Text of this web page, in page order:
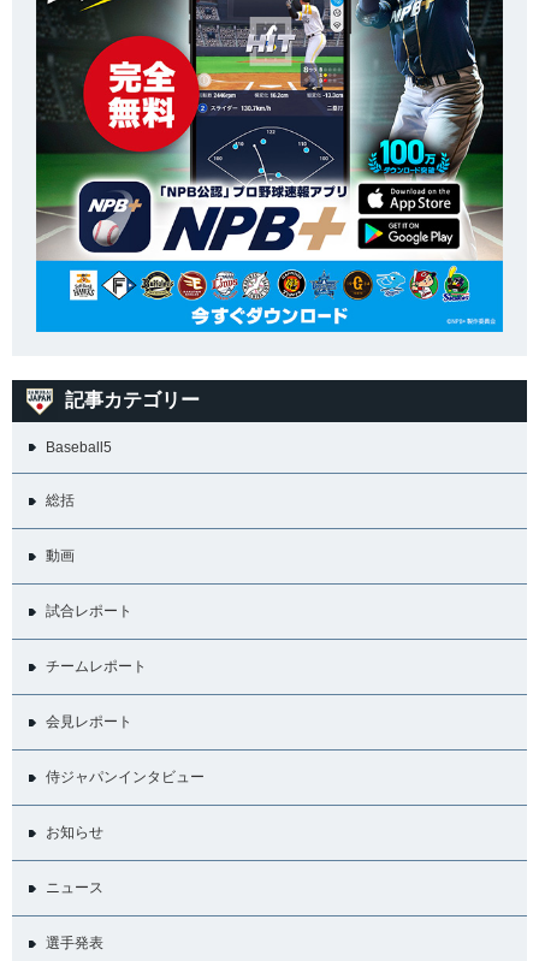
記事カテゴリー
Baseball5
総括
動画
試合レポート
チームレポート
会見レポート
侍ジャパンインタビュー
お知らせ
ニュース
選手発表